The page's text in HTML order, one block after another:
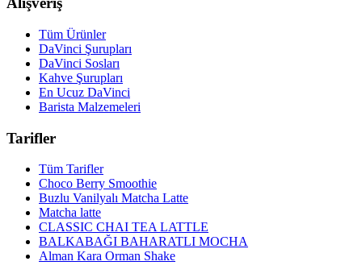
Tüm Ürünler
DaVinci Şurupları
DaVinci Sosları
Kahve Şurupları
En Ucuz DaVinci
Barista Malzemeleri
Tarifler
Tüm Tarifler
Choco Berry Smoothie
Buzlu Vanilyalı Matcha Latte
Matcha latte
CLASSIC CHAI TEA LATTLE
BALKABAĞI BAHARATLI MOCHA
Alman Kara Orman Shake